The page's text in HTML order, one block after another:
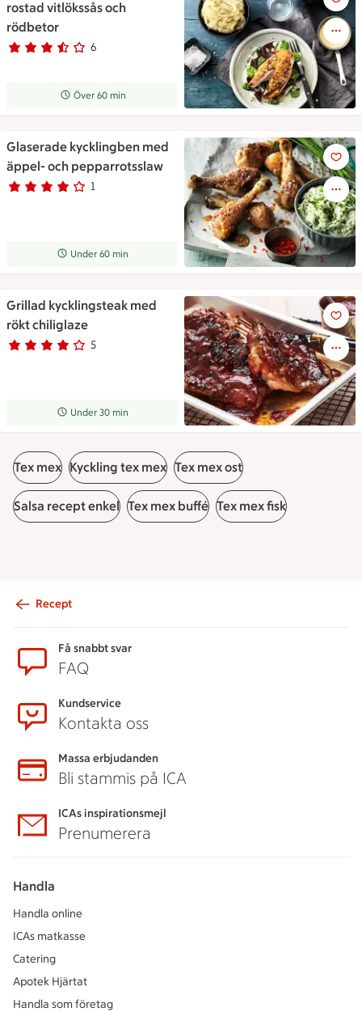
rostad vitlökssås och
rödbetor
Betyg 3.3 av 5. 6
6 personer har röstat
Receptet tar Över 60 min att tillaga
Över 60 min
Glaserade kycklingben med
äppel- och pepparrotsslaw
Betyg 4 av 5.
1
1 personer har röstat
Receptet tar Under 60 min att tillaga
Under 60 min
Glaserade kycklingben med
Grillad kycklingsteak med
rökt chiliglaze
Betyg 4 av 5.
5
5 personer har röstat
Receptet tar Under 30 min att tillaga
Under 30 min
Grillad kycklingsteak med
Tex mex Kyckling tex mex Tex mex ost
Salsa recept enkel Tex mex buffé Tex mex fisk
Recept
Få snabbt svar
FAQ
Kundservice
Kontakta oss
Massa erbjudanden
Bli stammis på ICA
ICAs inspirationsmejl
Prenumerera
Handla
Handla online
ICAs matkasse
Catering
Apotek Hjärtat
Handla som företag